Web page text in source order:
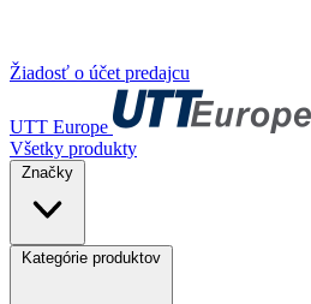
Žiadosť o účet predajcu
UTT Europe
Všetky produkty
Značky
Kategórie produktov